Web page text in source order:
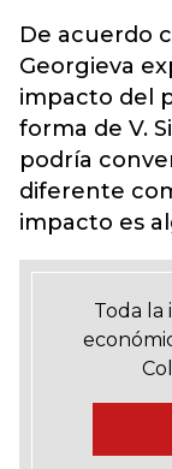
De acuerdo
Georgieva
impacto del
forma de V.
podría
diferente
impacto es
Toda la